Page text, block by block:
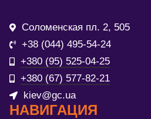
Соломенская пл. 2, 505
+38 (044) 495-54-24
+380 (95) 525-04-25
+380 (67) 577-82-21
kiev@gc.ua
НАВИГАЦИЯ